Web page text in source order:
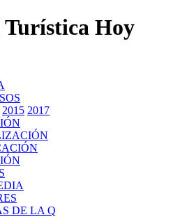
Hoy
2015 2017
DE LA Q